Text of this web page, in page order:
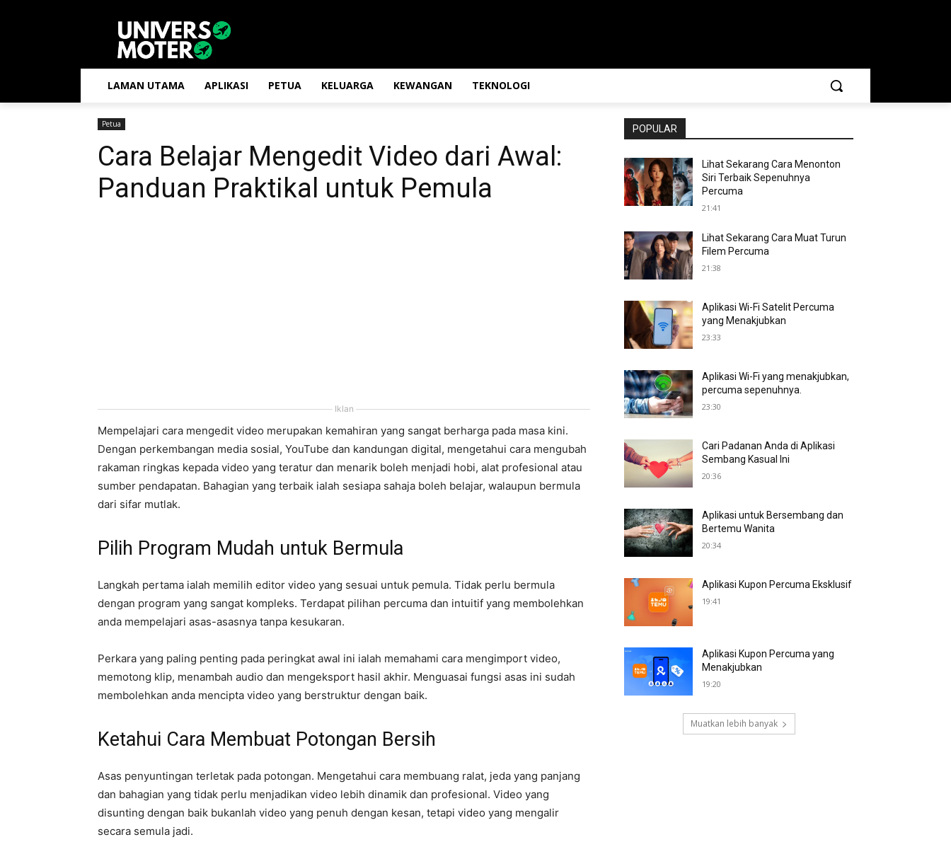
LAMAN UTAMA APLIKASI PETUA KELUARGA KEWANGAN TEKNOLOGI
Petua
Cara Belajar Mengedit Video dari Awal:
Panduan Praktikal untuk Pemula
Iklan
Mempelajari cara mengedit video merupakan kemahiran yang sangat berharga pada masa kini.
Dengan perkembangan media sosial, YouTube dan kandungan digital, mengetahui cara mengubah
rakaman ringkas kepada video yang teratur dan menarik boleh menjadi hobi, alat profesional atau
sumber pendapatan. Bahagian yang terbaik ialah sesiapa sahaja boleh belajar, walaupun bermula
dari sifar mutlak.
Pilih Program Mudah untuk Bermula
Langkah pertama ialah memilih editor video yang sesuai untuk pemula. Tidak perlu bermula
dengan program yang sangat kompleks. Terdapat pilihan percuma dan intuitif yang membolehkan
anda mempelajari asas-asasnya tanpa kesukaran.
Perkara yang paling penting pada peringkat awal ini ialah memahami cara mengimport video,
memotong klip, menambah audio dan mengeksport hasil akhir. Menguasai fungsi asas ini sudah
membolehkan anda mencipta video yang berstruktur dengan baik.
Ketahui Cara Membuat Potongan Bersih
Asas penyuntingan terletak pada potongan. Mengetahui cara membuang ralat, jeda yang panjang
dan bahagian yang tidak perlu menjadikan video lebih dinamik dan profesional. Video yang
disunting dengan baik bukanlah video yang penuh dengan kesan, tetapi video yang mengalir
secara semula jadi.
POPULAR
Lihat Sekarang Cara Menonton
Siri Terbaik Sepenuhnya
Percuma
21:41
Lihat Sekarang Cara Muat Turun
Filem Percuma
21:38
Aplikasi Wi-Fi Satelit Percuma
yang Menakjubkan
23:33
Aplikasi Wi-Fi yang menakjubkan,
percuma sepenuhnya.
23:30
Cari Padanan Anda di Aplikasi
Sembang Kasual Ini
20:36
Aplikasi untuk Bersembang dan
Bertemu Wanita
20:34
Aplikasi Kupon Percuma Eksklusif
19:41
Aplikasi Kupon Percuma yang
Menakjubkan
19:20
Muatkan lebih banyak